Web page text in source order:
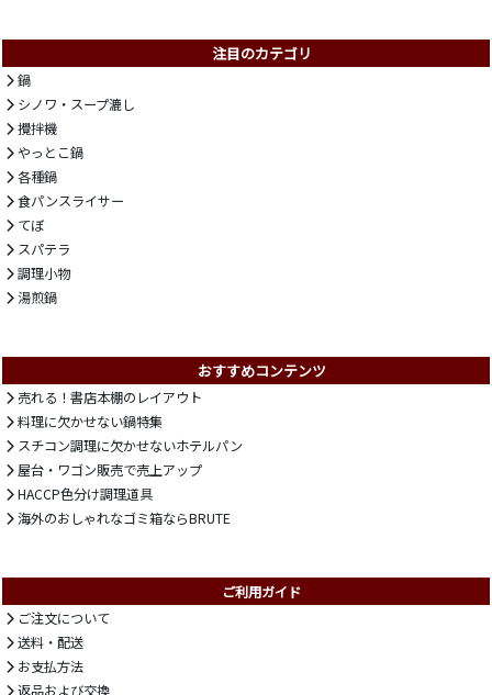
注目のカテゴリ
鍋
シノワ・スープ漉し
攪拌機
やっとこ鍋
各種鍋
食パンスライサー
てぼ
スパテラ
調理小物
湯煎鍋
おすすめコンテンツ
売れる！書店本棚のレイアウト
料理に欠かせない鍋特集
スチコン調理に欠かせないホテルパン
屋台・ワゴン販売で売上アップ
HACCP色分け調理道具
海外のおしゃれなゴミ箱ならBRUTE
ご利用ガイド
ご注文について
送料・配送
お支払方法
返品および交換